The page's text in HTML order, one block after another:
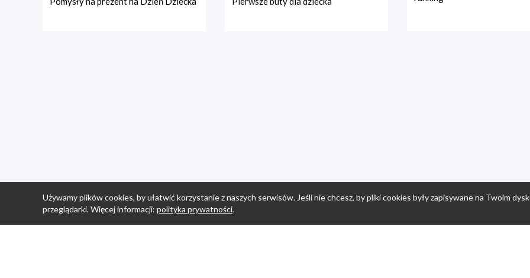
Używamy plików cookies, by ułatwić korzystanie z naszych serwisów. Jeśli nie chcesz, by pliki cookies były zapisywane na Twoim
przeglądarki. Więcej informacji: polityka prywatności.